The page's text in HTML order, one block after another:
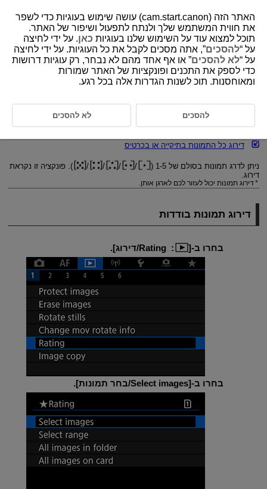
D180-148
דירוג תמונות
דירוג תמונות בודדות
דירוג לפי בחירת טווח
דירוג כל התמונות בתיקייה או בכרטיס
ניתן לדרג תמונות בסולם של 1-5 ( /
/
/
/
). פונקציה זו נקראת
דירוג.
דירוג תמונות יכול לעזור לכם לארגן אותן.
דירוג תמונות בודדות
בחרו ב-[ : Rating/דירוג ].
בחרו ב-[Select images/בחר תמונות ].
האתר הזה (cam.start.canon) עושה שימוש בעוגיות כדי לשפר
את חווית המשתמש שלך ולנתח לתפעול ושיפור של האתר.
תוכל למצוא עוד על השימוש שלנו בעוגיות כאן. על ידי לחיצה
על “להסכים”, אתה מסכים לקבל את כל העוגיות. על ידי לחיצה
על “לא להסכים” או אף אחד מהם לא נבחר, רק עוגיות דרושות
כדי לספק את התכנים ופונקציות של האתר שמורות
ומאוחסנות. תוכ לשנות הגדרות אלה בכל רגע.
להסכים לא להסכים